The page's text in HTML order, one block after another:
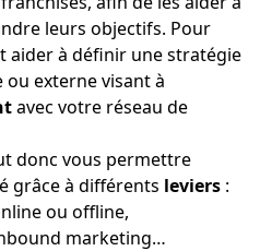
leurs objectifs. Pour
aider à définir une stratégie
externe visant à
avec votre réseau de
donc vous permettre
grâce à différents leviers :
ou offline,
marketing…